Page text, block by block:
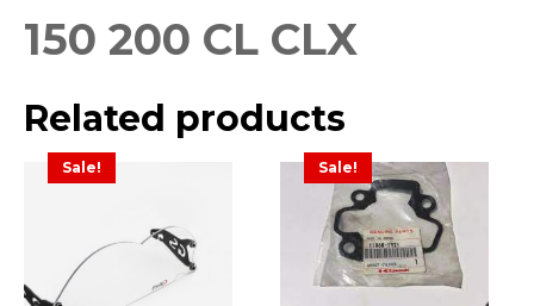
150 200 CL CLX
Related products
Sale! Sale!